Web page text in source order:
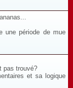
une période de mue
pas trouvé?
et sa logique